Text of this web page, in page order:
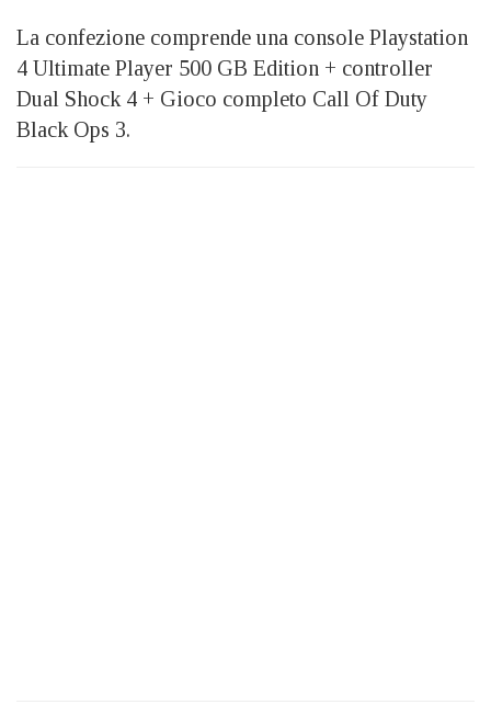
La confezione comprende una console Playstation
4 Ultimate Player 500 GB Edition + controller
Dual Shock 4 + Gioco completo Call Of Duty
Black Ops 3.